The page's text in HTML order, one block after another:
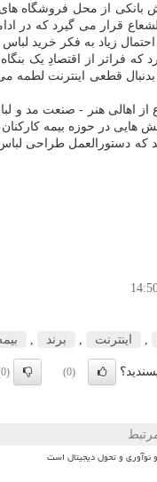
بانکی از محل فروشگاه
قرار می گیرد که در
زیاد به فکر خرید
بدنبال قطعی اینترنت
اهالی هنر - صنعت مد و
هایی در حوزه بیمه
که دستورالعمل طراحی
اینترنت برند
(0)
(0)
و تحول دیجیتال است